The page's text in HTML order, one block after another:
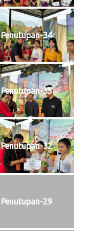
Penutupan-34
Penutupan-35
Penutupan-32
Penutupan-29